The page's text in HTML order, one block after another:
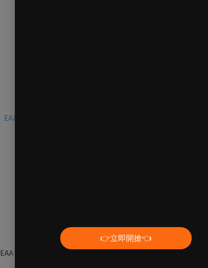
EAA 必需胺基酸【莓果爆擊】420克-
丙胺酸【青梅風味】